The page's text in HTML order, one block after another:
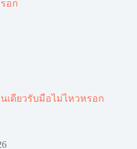
เดียวรับมือไม่ไหวหรอก